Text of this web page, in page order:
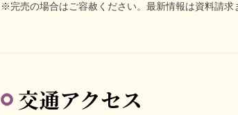
※完売の場合はご容赦ください。最新情報は資料請求
交通アクセス